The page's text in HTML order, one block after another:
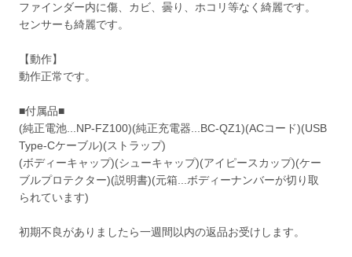
ファインダー内に傷、カビ、曇り、ホコリ等なく綺麗です。
センサーも綺麗です。
【動作】
動作正常です。
■付属品■
(純正電池...NP-FZ100)(純正充電器...BC-QZ1)(ACコード)(USB
Type-Cケーブル)(ストラップ)
(ボディーキャップ)(シューキャップ)(アイピースカップ)(ケー
ブルプロテクター)(説明書)(元箱...ボディーナンバーが切り取
られています)
初期不良がありましたら一週間以内の返品お受けします。